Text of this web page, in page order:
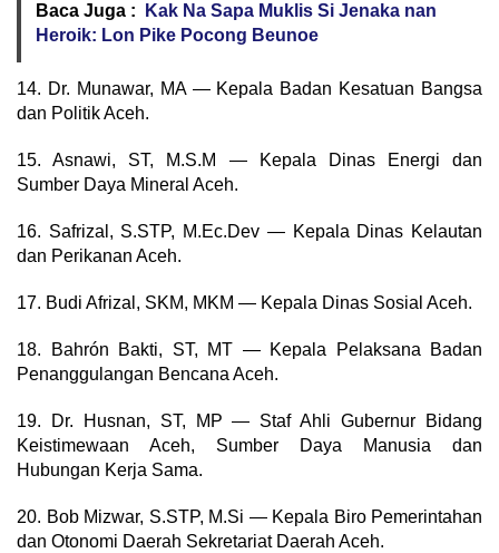
Baca Juga :
Kak Na Sapa Muklis Si Jenaka nan
Heroik: Lon Pike Pocong Beunoe
14. Dr. Munawar, MA — Kepala Badan Kesatuan Bangsa
dan Politik Aceh.
15. Asnawi, ST, M.S.M — Kepala Dinas Energi dan
Sumber Daya Mineral Aceh.
16. Safrizal, S.STP, M.Ec.Dev — Kepala Dinas Kelautan
dan Perikanan Aceh.
17. Budi Afrizal, SKM, MKM — Kepala Dinas Sosial Aceh.
18. Bahrón Bakti, ST, MT — Kepala Pelaksana Badan
Penanggulangan Bencana Aceh.
19. Dr. Husnan, ST, MP — Staf Ahli Gubernur Bidang
Keistimewaan Aceh, Sumber Daya Manusia dan
Hubungan Kerja Sama.
20. Bob Mizwar, S.STP, M.Si — Kepala Biro Pemerintahan
dan Otonomi Daerah Sekretariat Daerah Aceh.